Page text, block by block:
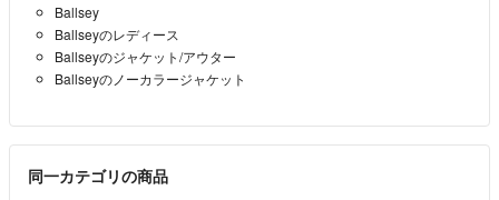
認の上、納得されてからよろしくお願いします。気になられる方は遠慮
なくご質問ください。
☆仕事、育児しながら、ぼちぼちと作業しています。すぐに対応できな
☆★普通、悪い評価について
事前にお問い合わせや確認もなく、一方的に普通や悪い評価をされる方
Ballsey
Ballseyのレディース
Ballseyのジャケット/アウター
Ballseyのノーカラージャケット
同一カテゴリの商品